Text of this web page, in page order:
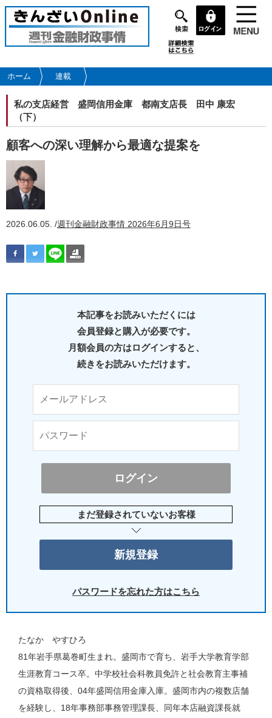
メ
イ
コ
ン
ツ
移
動
ホーム 連載
私の支店経営
盛岡信用金庫 都南支店長 田中 康宏
（下）
顧客への深い理解から最適な提案を
2026.06.05. /週刊金融財政事情 2026年6月9日号
本記事をお読みいただくには
会員登録と購入が必要です。
月額会員の方はログインすると、
続きをお読みいただけます。
まだ登録されていないお客様
パスワードを忘れた方はこちら
たなか やすひろ
81年岩手県葛巻町生まれ。盛岡市で育ち、岩手大学教育学部
生涯教育コース卒。中学校社会科教員免許と社会教育主事補
の資格取得後、04年盛岡信用金庫入庫。盛岡市内の複数店舗
を経験し、18年事務部事務管理課長、同年本店融資課長就